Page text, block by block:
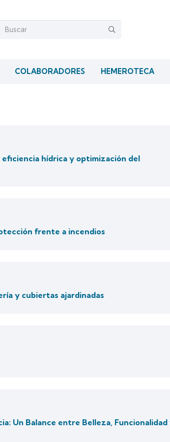
COLABORADORES HEMEROTECA
hídrica y optimización del
frente a incendios
y cubiertas ajardinadas
Un Balance entre Belleza, Funcionalidad